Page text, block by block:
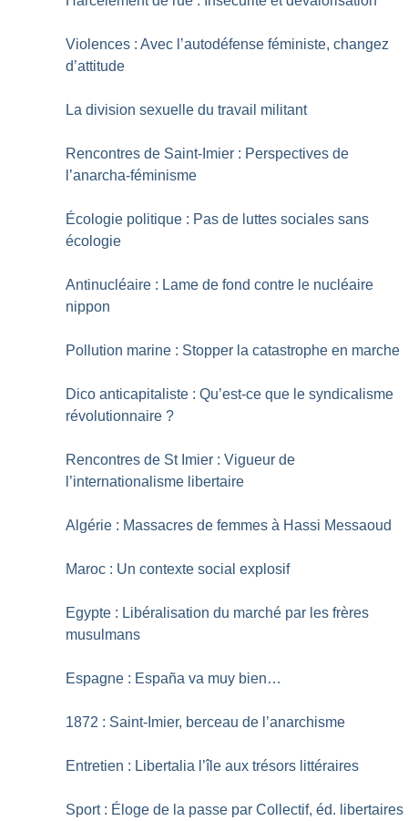
Violences : Avec l’autodéfense féministe, changez
d’attitude
La division sexuelle du travail militant
Rencontres de Saint-Imier : Perspectives de
l’anarcha-féminisme
Écologie politique : Pas de luttes sociales sans
écologie
Antinucléaire : Lame de fond contre le nucléaire
nippon
Pollution marine : Stopper la catastrophe en marche
Dico anticapitaliste : Qu’est-ce que le syndicalisme
révolutionnaire ?
Rencontres de St Imier : Vigueur de
l’internationalisme libertaire
Algérie : Massacres de femmes à Hassi Messaoud
Maroc : Un contexte social explosif
Egypte : Libéralisation du marché par les frères
musulmans
Espagne : España va muy bien…
1872 : Saint-Imier, berceau de l’anarchisme
Entretien : Libertalia l’île aux trésors littéraires
Sport : Éloge de la passe par Collectif, éd. libertaires